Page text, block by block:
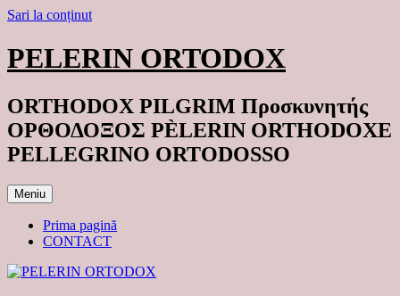
Sari la conținut
PELERIN ORTODOX
ORTHODOX PILGRIM Προσκυνητής
ΟΡΘΟΔΟΞΟΣ PÈLERIN ORTHODOXE
PELLEGRINO ORTODOSSO
Meniu
Prima pagină
CONTACT